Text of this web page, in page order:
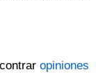
opiniones